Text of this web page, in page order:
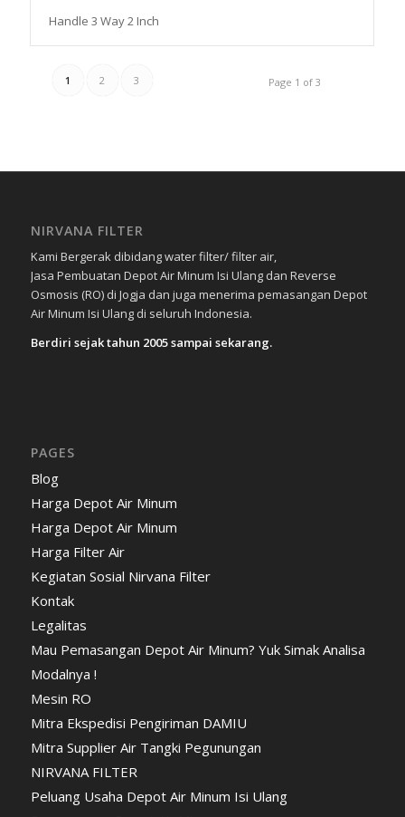
Handle 3 Way 2 Inch
Page 1 of 3
1 2 3
NIRVANA FILTER
Kami Bergerak dibidang water filter/ filter air,
Jasa Pembuatan Depot Air Minum Isi Ulang dan Reverse
Osmosis (RO) di Jogja dan juga menerima pemasangan Depot
Air Minum Isi Ulang di seluruh Indonesia.
Berdiri sejak tahun 2005 sampai sekarang.
PAGES
Blog
Harga Depot Air Minum
Harga Depot Air Minum
Harga Filter Air
Kegiatan Sosial Nirvana Filter
Kontak
Legalitas
Mau Pemasangan Depot Air Minum? Yuk Simak Analisa
Modalnya !
Mesin RO
Mitra Ekspedisi Pengiriman DAMIU
Mitra Supplier Air Tangki Pegunungan
NIRVANA FILTER
Peluang Usaha Depot Air Minum Isi Ulang